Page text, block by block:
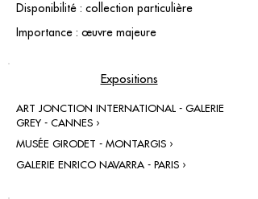
Disponibilité : collection particulière
Importance : œuvre majeure
Expositions
ART JONCTION INTERNATIONAL - GALERIE
GREY - CANNES ›
MUSÉE GIRODET - MONTARGIS ›
GALERIE ENRICO NAVARRA - PARIS ›